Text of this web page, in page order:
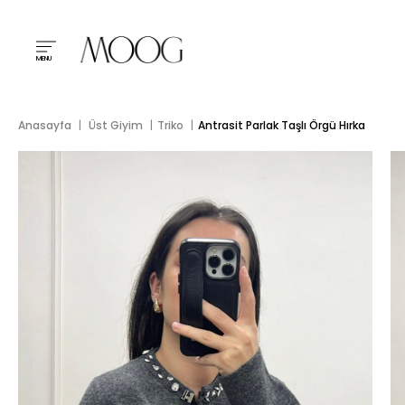
MENU
Anasayfa Üst Giyim Triko Antrasit Parlak Taşlı Örgü Hırka